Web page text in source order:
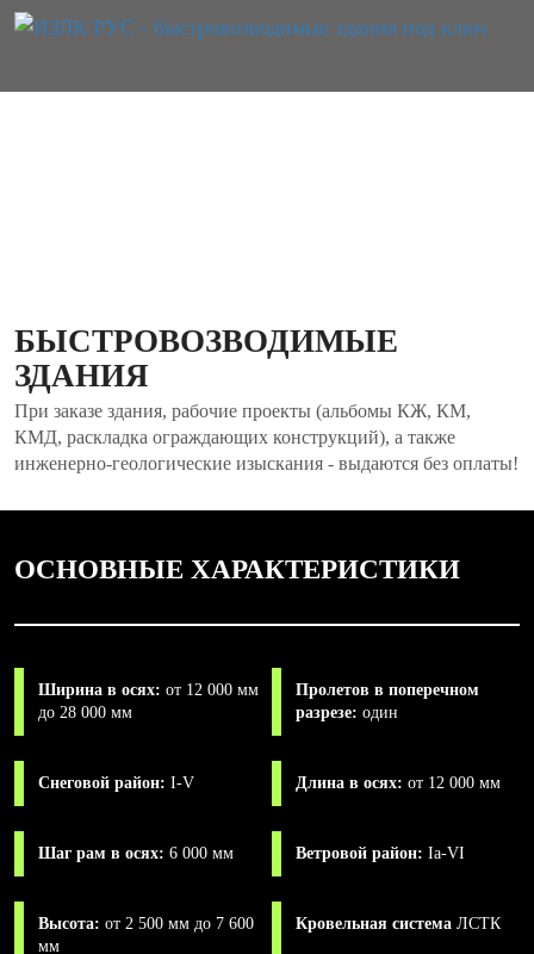
БЫСТРОВОЗВОДИМЫЕ
ЗДАНИЯ
При заказе здания, рабочие проекты (альбомы КЖ, КМ,
КМД, раскладка ограждающих конструкций), а также
инженерно-геологические изыскания - выдаются без оплаты!
ОСНОВНЫЕ ХАРАКТЕРИСТИКИ
Ширина в осях: от 12 000 мм
до 28 000 мм
Пролетов в поперечном
разрезе: один
Снеговой район: I-V Длина в осях: от 12 000 мм
Шаг рам в осях: 6 000 мм Ветровой район: Iа-VI
Высота: от 2 500 мм до 7 600
мм
Кровельная система ЛСТК